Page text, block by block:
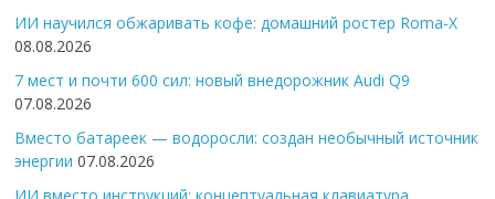
ИИ научился обжаривать кофе: домашний ростер Roma-X
08.08.2026
7 мест и почти 600 сил: новый внедорожник Audi Q9
07.08.2026
Вместо батареек — водоросли: создан необычный источник
энергии 07.08.2026